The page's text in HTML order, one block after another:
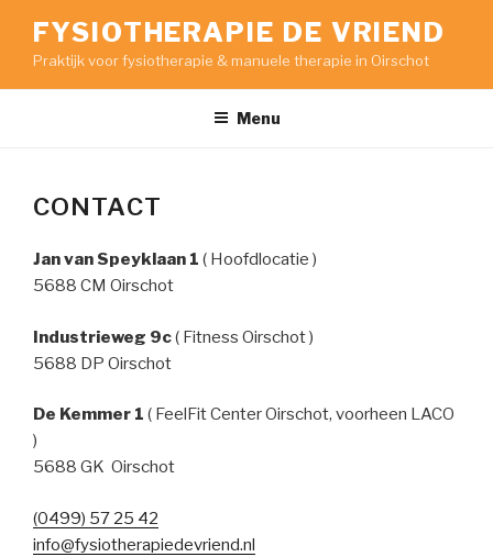
inhoud
FYSIOTHERAPIE DE VRIEND
Praktijk voor fysiotherapie & manuele therapie in Oirschot
Menu
CONTACT
Jan van Speyklaan 1 ( Hoofdlocatie )
5688 CM Oirschot
Industrieweg 9c( Fitness Oirschot )
5688 DP Oirschot
De Kemmer 1 ( FeelFit Center Oirschot, voorheen LACO
)
5688 GK Oirschot
(0499) 57 25 42
info@fysiotherapiedevriend.nl